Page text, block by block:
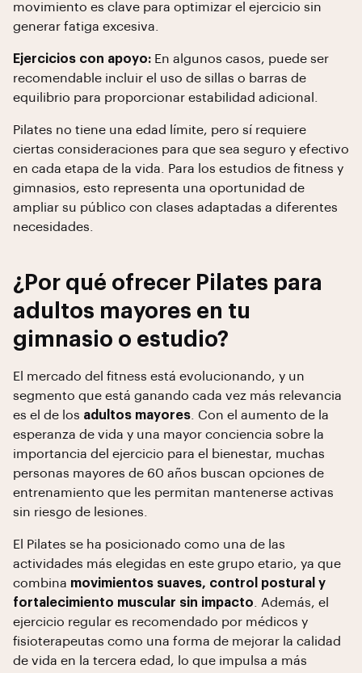
movimiento es clave para optimizar el ejercicio sin
generar fatiga excesiva.
Ejercicios con apoyo: En algunos casos, puede ser
recomendable incluir el uso de sillas o barras de
equilibrio para proporcionar estabilidad adicional.
Pilates no tiene una edad límite, pero sí requiere
ciertas consideraciones para que sea seguro y efectivo
en cada etapa de la vida. Para los estudios de fitness y
gimnasios, esto representa una oportunidad de
ampliar su público con clases adaptadas a diferentes
necesidades.
¿Por qué ofrecer Pilates para
adultos mayores en tu
gimnasio o estudio?
El mercado del fitness está evolucionando, y un
segmento que está ganando cada vez más relevancia
es el de los adultos mayores . Con el aumento de la
esperanza de vida y una mayor conciencia sobre la
importancia del ejercicio para el bienestar, muchas
personas mayores de 60 años buscan opciones de
entrenamiento que les permitan mantenerse activas
sin riesgo de lesiones.
El Pilates se ha posicionado como una de las
actividades más elegidas en este grupo etario, ya que
combina movimientos suaves, control postural y
fortalecimiento muscular sin impacto . Además, el
ejercicio regular es recomendado por médicos y
fisioterapeutas como una forma de mejorar la calidad
de vida en la tercera edad, lo que impulsa a más